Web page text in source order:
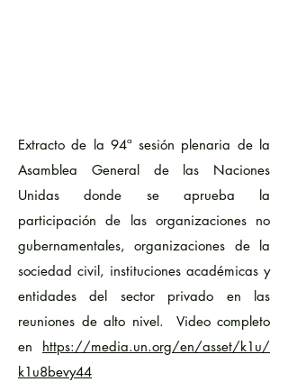
Extracto de la 94ª sesión plenaria de la
Asamblea General de las Naciones
Unidas donde se aprueba la
participación de las organizaciones no
gubernamentales, organizaciones de la
sociedad civil, instituciones académicas y
entidades del sector privado en las
reuniones de alto nivel. Video completo
en https://media.un.org/en/asset/k1u/
k1u8bevy44